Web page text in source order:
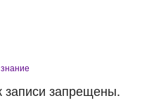
записи запрещены.